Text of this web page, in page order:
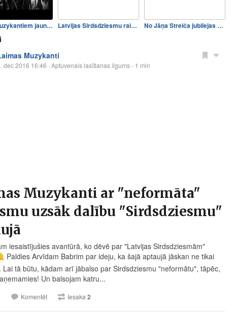
Laimas Muzykantiem jauns kl… Latvijas Sirdsdziesmu raidī… No Jāņa Streiča jubilejas k…
Muzykanti
dec 2016 16:46 · Aptuvenais lasīšanas ilgums - 1 min
Muzykanti ar "neformāta"
uzsāk dalību "Sirdsdziesmu"
iesaistījušies avantūrā, ko dēvē par "Latvijas Sirdsdziesmām"
Paldies Arvīdam Babrim par ideju, ka šajā aptaujā jāskan ne tikai
Lai tā būtu, kādam arī jābalso par Sirdsdziesmu "neformātu", tāpēc,
Un balsojam katru...
Komentēt Iesaka 2